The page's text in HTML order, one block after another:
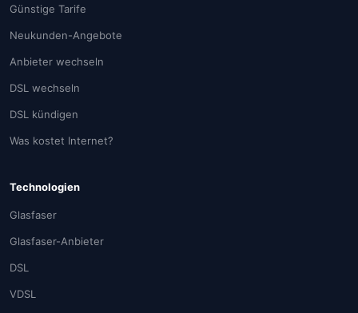
Günstige Tarife
Neukunden-Angebote
Anbieter wechseln
DSL wechseln
DSL kündigen
Was kostet Internet?
Technologien
Glasfaser
Glasfaser-Anbieter
DSL
VDSL